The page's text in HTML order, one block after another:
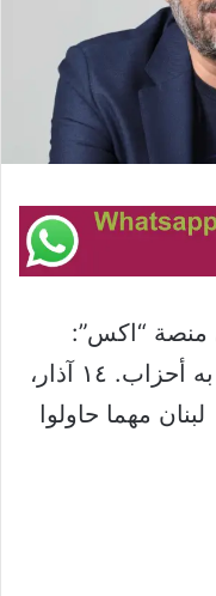
منصة “اكس”:
إستقلال فرضه شعب وفرطت به أحزاب. ١٤ آذار،
يوم مضيء لن يمحى من تاريخ ‎ لبنان مهما حاولوا